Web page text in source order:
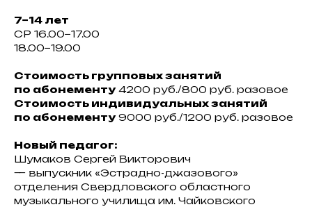
7−14 лет
СР 16.00−17.00
18.00−19.00
Стоимость групповых занятий
по абонементу4200 руб./800 руб. разовое
Стоимость индивидуальных занятий
по абонементу9000 руб./1200 руб. разовое
Новый педагог:
️Шумаков Сергей Викторович
— выпускник «Эстрадно-джазового»
отделения Свердловского областного
музыкального училища им. Чайковского